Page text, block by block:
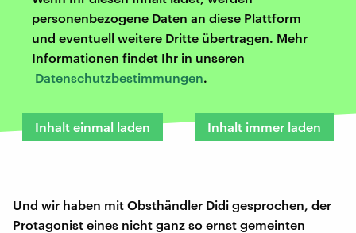
personenbezogene Daten an diese Plattform
und eventuell weitere Dritte übertragen. Mehr
Informationen findet Ihr in unseren
Datenschutzbestimmungen.
Inhalt einmal laden Inhalt immer laden
Und wir haben mit Obsthändler Didi gesprochen, der
Protagonist eines nicht ganz so ernst gemeinten